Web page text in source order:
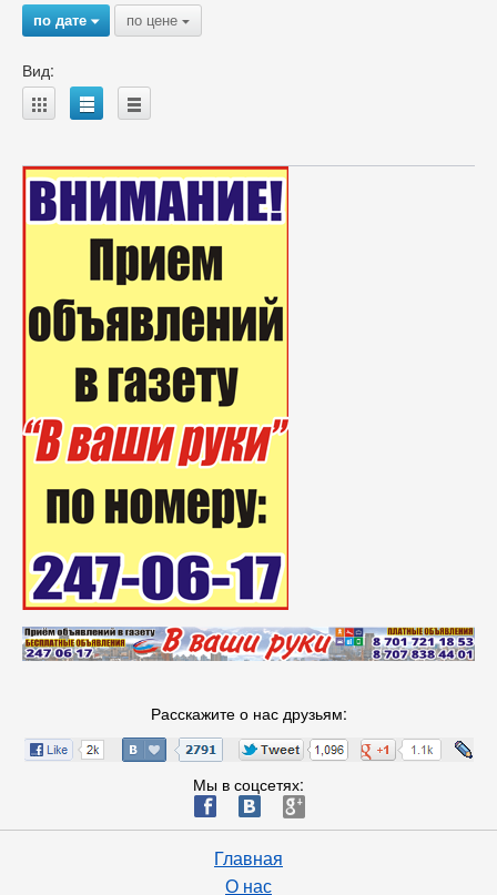
по дате{ по цене {
Вид:
A B C
Расскажите о нас друзьям:
Мы в соцсетях:
ä æ è
Главная
О нас